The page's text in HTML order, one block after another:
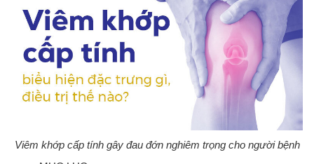
Viêm khớp cấp tính gây đau đớn nghiêm trọng cho người bệnh